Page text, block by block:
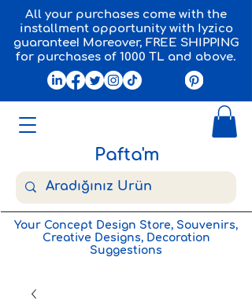
Pafta'm
All your purchases come with the
installment opportunity with Iyzico
guarantee! Moreover, FREE SHIPPING
for purchases of 1000 TL and above.
Your Concept Design Store, Souvenirs,
Creative Designs, Decoration
Suggestions